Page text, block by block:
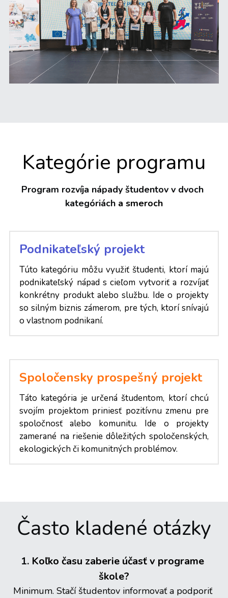
Kategórie programu
Program rozvíja nápady študentov v dvoch
kategóriách a smeroch
Podnikateľský projekt
Túto kategóriu môžu využiť študenti, ktorí majú
podnikateľský nápad s cieľom vytvoriť a rozvíjať
konkrétny produkt alebo službu. Ide o projekty
so silným biznis zámerom, pre tých, ktorí snívajú
o vlastnom podnikaní.
Spoločensky prospešný projekt
Táto kategória je určená študentom, ktorí chcú
svojím projektom priniesť pozitívnu zmenu pre
spoločnosť alebo komunitu. Ide o projekty
zamerané na riešenie dôležitých spoločenských,
ekologických či komunitných problémov.
Často kladené otázky
1. Koľko času zaberie účasť v programe
škole?
Minimum. Stačí študentov informovať a podporiť